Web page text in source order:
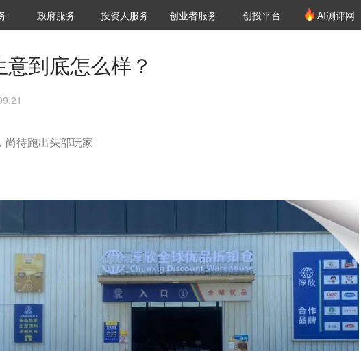
城市之窗
政府服务 VClub投资机构库
投资机构职位推介
投资人服务 创投氪堂
创业者服务 创投平台 AI测评网
到底怎么样？
尚待跑出头部玩家